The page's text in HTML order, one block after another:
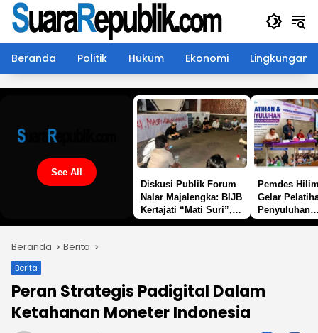
Langsung
konten
Beranda
Politik Hukum Ekonomi Lingkungan
See All
Diskusi Publik Forum
Nalar Majalengka: BIJB
Kertajati “Mati Suri”,
Pemdes
Gelar
Penyuluhan
Beranda Berita
Berita
Peran Strategis Padigital Dalam
Ketahanan Moneter Indonesia